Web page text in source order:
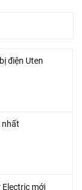
điện Uten
nhất
Electric mới